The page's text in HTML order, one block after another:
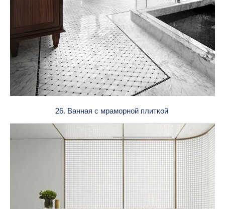
26. Ванная с мраморной плиткой